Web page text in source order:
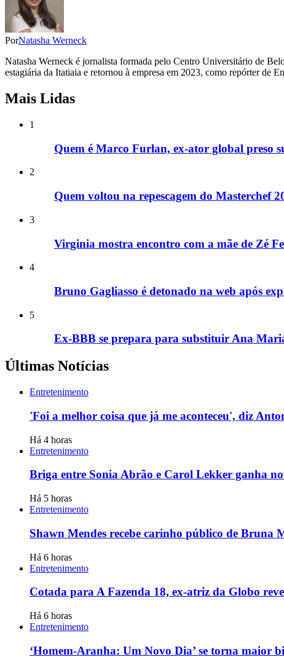
PorNatasha Werneck
Natasha Werneck é jornalista formada pelo Centro Universitário de
estagiária da Itatiaia e retornou à empresa em 2023, como repórter de
Mais Lidas
1
Quem é Marco Furlan, ex-ator global preso
2
Quem voltou na repescagem do Masterchef
3
Virginia mostra encontro com a mãe de Zé
4
Bruno Gagliasso é detonado na web após
5
Ex-BBB se prepara para substituir Ana
Últimas Notícias
Entretenimento
'Foi a melhor coisa que já me aconteceu', diz
Há 4 horas
Entretenimento
Briga entre Sonia Abrão e Carol Lekker ganha
Há 5 horas
Entretenimento
Shawn Mendes recebe carinho público de Bruna
Há 6 horas
Entretenimento
Cotada para A Fazenda 18, ex-atriz da Globo
Há 6 horas
Entretenimento
‘Homem-Aranha: Um Novo Dia’ se torna maior